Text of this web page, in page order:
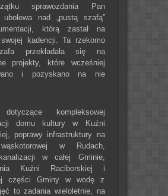
sprawozdania Pan
ubolewa nad „pustą szafą”
którą zastał na
kadencji. Ta rzekomo
przekładała się na
projekty, które wcześniej
i pozyskano na nie
kompleksowej
domu kultury w Kuźni
poprawy infrastruktury na
w Rudach,
w całej Gminie,
Kuźni Raciborskiej i
części Gminy w wodę z
to zadania wieloletnie, na